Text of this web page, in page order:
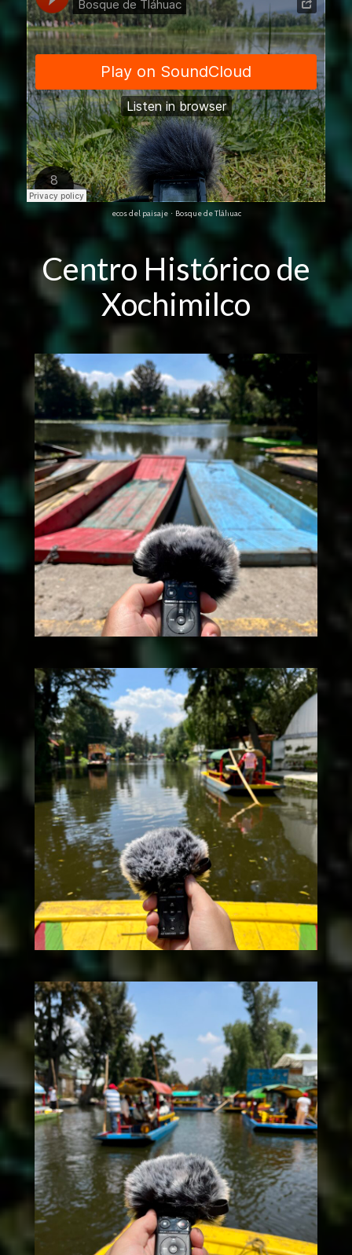
ecos del paisaje· Bosque de Tláhuac
Centro Histórico de
Xochimilco